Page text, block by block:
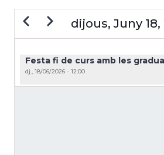
dijous, Juny 18,
PAGINACIÓ
PreviousNext
Festa fi de curs amb les
dj., 18/06/2026 - 12:00